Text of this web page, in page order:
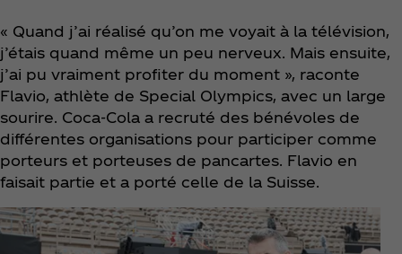
« Quand j’ai réalisé qu’on me voyait à la télévision,
j’étais quand même un peu nerveux. Mais ensuite,
j’ai pu vraiment profiter du moment », raconte
Flavio, athlète de Special Olympics, avec un large
sourire. Coca‑Cola a recruté des bénévoles de
différentes organisations pour participer comme
porteurs et porteuses de pancartes. Flavio en
faisait partie et a porté celle de la Suisse.